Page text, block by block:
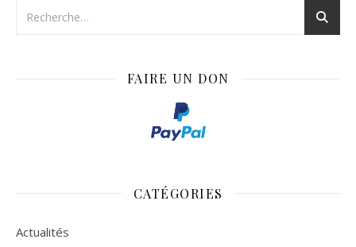
FAIRE UN DON
CATÉGORIES
Actualités